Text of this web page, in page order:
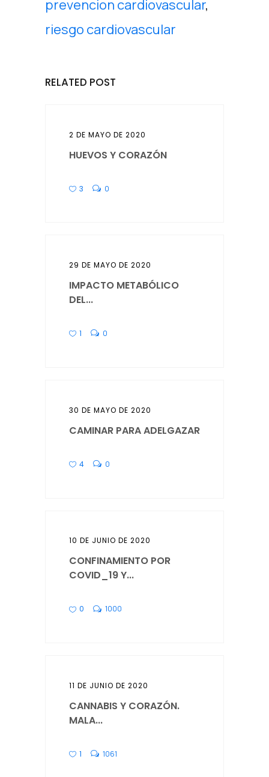
prevencion cardiovascular,
riesgo cardiovascular
RELATED POST
2 DE MAYO DE 2020
HUEVOS Y CORAZÓN
3 0
29 DE MAYO DE 2020
IMPACTO METABÓLICO
DEL...
1 0
30 DE MAYO DE 2020
CAMINAR PARA ADELGAZAR
4 0
10 DE JUNIO DE 2020
CONFINAMIENTO POR
COVID_19 Y...
0 1000
11 DE JUNIO DE 2020
CANNABIS Y CORAZÓN.
MALA...
1 1061